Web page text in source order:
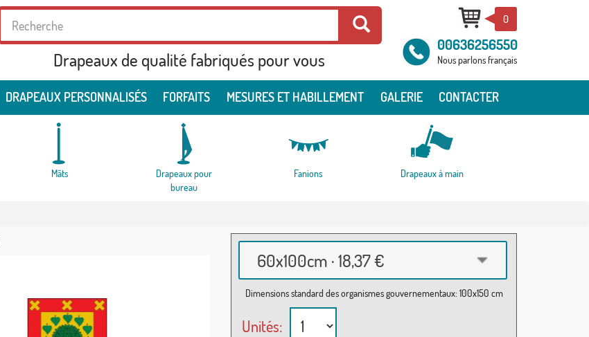
Drapeaux de qualité fabriqués pour vous
0
00636256550
Nous parlons français
DRAPEAUX PERSONNALISÉS FORFAITS MESURES ET HABILLEMENT GALERIE CONTACTER
Mâts
Drapeaux pour
bureau
Fanions Drapeaux à main
60x100cm · 18,37 €
Dimensions standard des organismes gouvernementaux: 100x150 cm
Unités: